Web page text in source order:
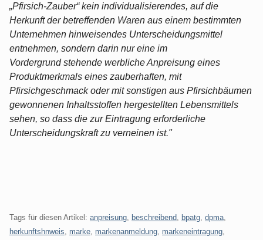
„Pfirsich-Zauber“ kein individualisierendes, auf die
Herkunft der betreffenden Waren aus einem bestimmten
Unternehmen hinweisendes Unterscheidungsmittel
entnehmen, sondern darin nur eine im
Vordergrund stehende werbliche Anpreisung eines
Produktmerkmals eines zauberhaften, mit
Pfirsichgeschmack oder mit sonstigen aus Pfirsichbäumen
gewonnenen Inhaltsstoffen hergestellten Lebensmittels
sehen, so dass die zur Eintragung erforderliche
Unterscheidungskraft zu verneinen ist."
Tags für diesen Artikel: anpreisung beschreibend bpatg dpma
herkunftshnweis
marke markenanmeldung markeneintragung